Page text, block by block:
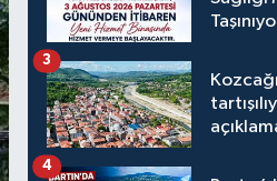
3
4